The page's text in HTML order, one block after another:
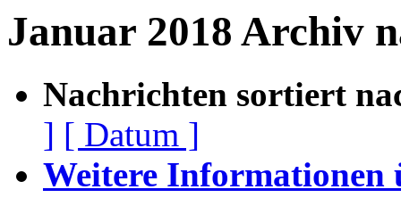
Januar 2018 Archiv
Nachrichten sortiert
] [ Datum ]
Weitere Informationen